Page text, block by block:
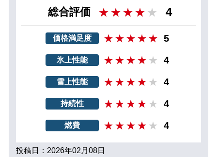
総合評価 4
価格満足度 5
氷上性能 4
雪上性能 4
持続性 4
燃費 4
投稿日：2026年02月08日